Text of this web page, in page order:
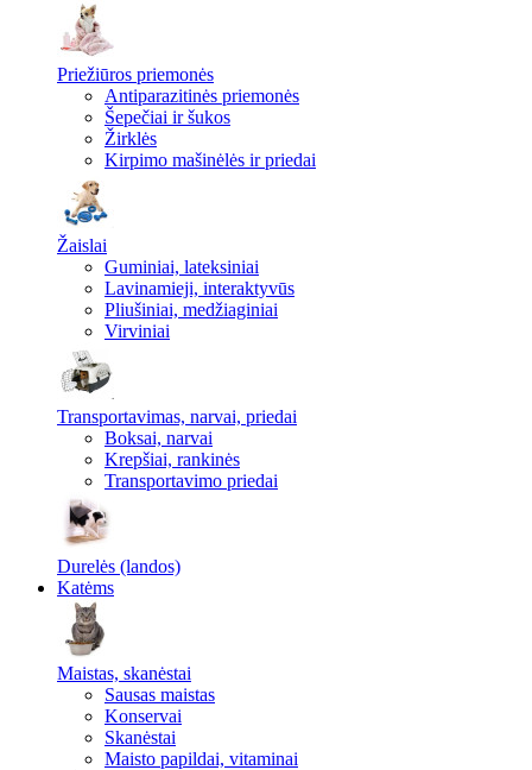
Priežiūros priemonės
Antiparazitinės priemonės
Šepečiai ir šukos
Žirklės
Kirpimo mašinėlės ir priedai
Žaislai
Guminiai, lateksiniai
Lavinamieji, interaktyvūs
Pliušiniai, medžiaginiai
Virviniai
Transportavimas, narvai, priedai
Boksai, narvai
Krepšiai, rankinės
Transportavimo priedai
Durelės (landos)
Katėms
Maistas, skanėstai
Sausas maistas
Konservai
Skanėstai
Maisto papildai, vitaminai